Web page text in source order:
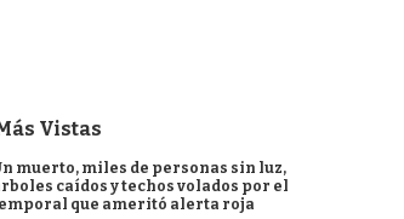
Vistas
muerto, miles de personas sin luz,
caídos y techos volados por el
que ameritó alerta roja